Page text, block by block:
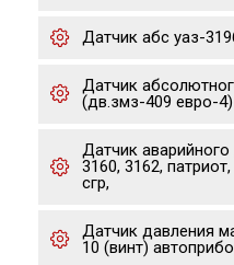
Датчик абс уаз-
Датчик
(дв.змз-409 евро-
Датчик
3160, 3162,
сгр,
Датчик давления
10 (винт)